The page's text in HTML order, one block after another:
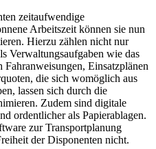
zeitaufwendige
Arbeitszeit können sie nun
Hierzu zählen nicht nur
Verwaltungsaufgaben wie das
Einsatzplänen
die sich womöglich aus
lassen sich durch die
Zudem sind digitale
ordentlicher als Papierablagen.
zur Transportplanung
der Disponenten nicht.